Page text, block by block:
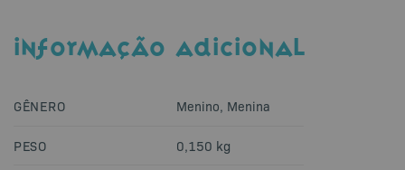
INFORMAÇÃO ADICIONAL
GÊNERO Menino, Menina
PESO 0,150 kg